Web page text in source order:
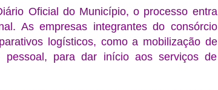
Oficial do Município, o processo entra
As empresas integrantes do consórcio
logísticos, como a mobilização de
pessoal, para dar início aos serviços de